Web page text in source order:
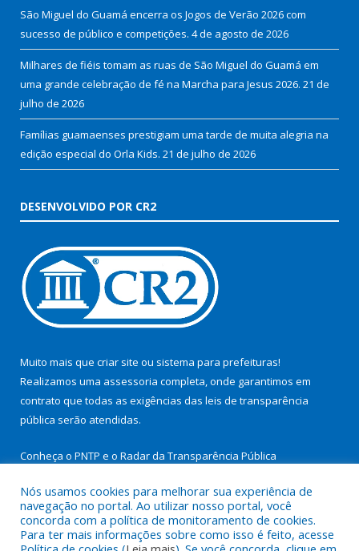
São Miguel do Guamá encerra os Jogos de Verão 2026 com
sucesso de público e competições. 4 de agosto de 2026
Milhares de fiéis tomam as ruas de São Miguel do Guamá em
uma grande celebração de fé na Marcha para Jesus 2026. 21 de
julho de 2026
Famílias guamaenses prestigiam uma tarde de muita alegria na
edição especial do Orla Kids. 21 de julho de 2026
DESENVOLVIDO POR CR2
Muito mais que criar site ou sistema para prefeituras!
Realizamos uma assessoria completa, onde garantimos em
contrato que todas as exigências das leis de transparência
pública serão atendidas.
Conheça o PNTP e o Radar da Transparência Pública
Todos os direitos reservados a Prefeitura Municipal de São
Nós usamos cookies para melhorar sua experiência de
navegação no portal. Ao utilizar nosso portal, você
concorda com a política de monitoramento de cookies.
Para ter mais informações sobre como isso é feito, acesse